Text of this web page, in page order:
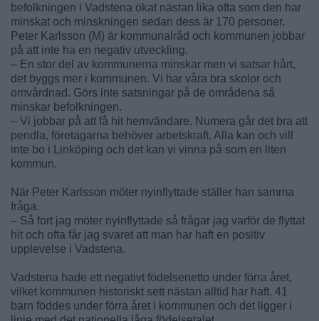
befolkningen i Vadstena ökat nästan lika ofta som den har
minskat och minskningen sedan dess är 170 personer.
Peter Karlsson (M) är kommunalråd och kommunen jobbar
på att inte ha en negativ utveckling.
– En stor del av kommunerna minskar men vi satsar hårt,
det byggs mer i kommunen. Vi har våra bra skolor och
omvårdnad. Görs inte satsningar på de områdena så
minskar befolkningen.
– Vi jobbar på att få hit hemvändare. Numera går det bra att
pendla, företagarna behöver arbetskraft. Alla kan och vill
inte bo i Linköping och det kan vi vinna på som en liten
kommun.
När Peter Karlsson möter nyinflyttade ställer han samma
fråga.
– Så fort jag möter nyinflyttade så frågar jag varför de flyttat
hit och ofta får jag svaret att man har haft en positiv
upplevelse i Vadstena.
Vadstena hade ett negativt födelsenetto under förra året,
vilket kommunen historiskt sett nästan alltid har haft. 41
barn föddes under förra året i kommunen och det ligger i